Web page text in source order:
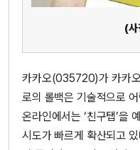
(사
카카오(035720)가 카카
로의 롤백은 기술적으로
온라인에서는 ‘친구탭’을
시도가 빠르게 확산되고